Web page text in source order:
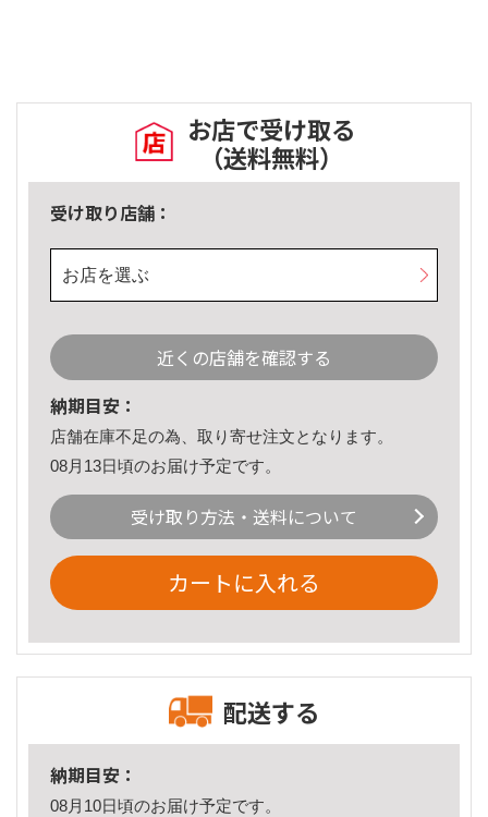
お店で受け取る
（送料無料）
受け取り店舗：
お店を選ぶ
近くの店舗を確認する
納期目安：
店舗在庫不足の為、取り寄せ注文となります。
08月13日頃のお届け予定です。
受け取り方法・送料について
カートに入れる
配送する
納期目安：
08月10日頃のお届け予定です。